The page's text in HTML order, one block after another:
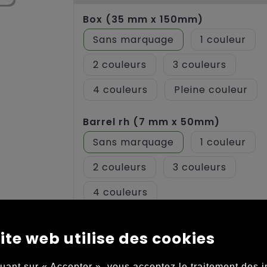
Box (35 mm x 150mm)
Sans marquage
1
2
3
4
Pleine couleur
Barrel rh (7 mm x 50mm)
Sans marquage
1
2
3
4
Sans marquage
1
web utilise des cookies